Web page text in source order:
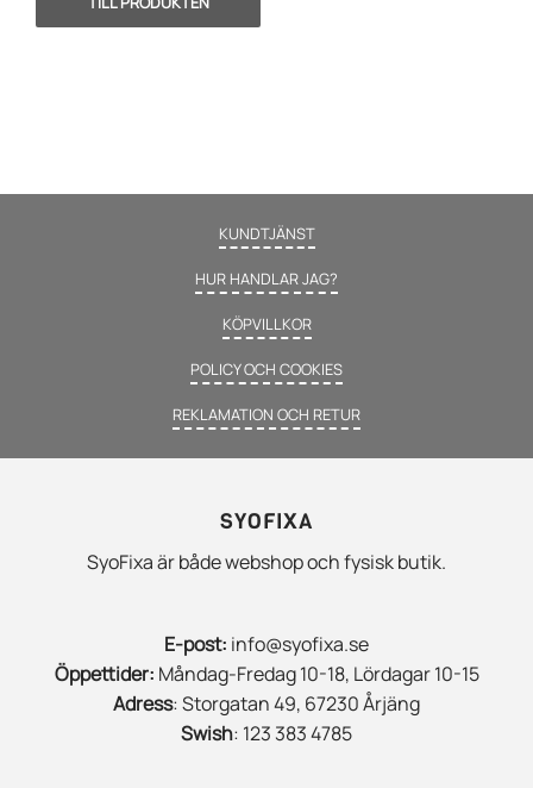
KUNDTJÄNST
HUR HANDLAR JAG?
KÖPVILLKOR
POLICY OCH COOKIES
REKLAMATION OCH RETUR
SYOFIXA
SyoFixa är både webshop och fysisk butik.
E-post: info@syofixa.se
Öppettider: Måndag-Fredag 10-18, Lördagar 10-15
Adress: Storgatan 49, 67230 Årjäng
Swish: 123 383 4785